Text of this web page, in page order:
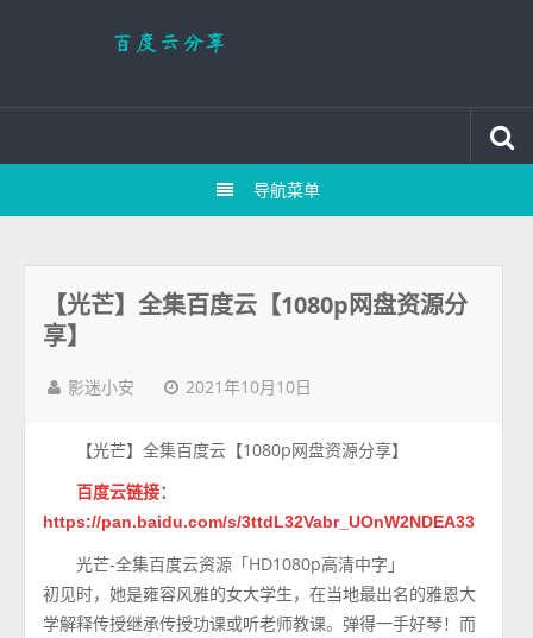
导航菜单
【光芒】全集百度云【1080p网盘资源分
享】
影迷小安 2021年10月10日
【光芒】全集百度云【1080p网盘资源分享】
百度云链接：
https://pan.baidu.com/s/3ttdL32Vabr_UOnW2NDEA33
光芒-全集百度云资源「HD1080p高清中字」
初见时，她是雍容风雅的女大学生，在当地最出名的雅恩大
学解释传授继承传授功课或听老师教课。弹得一手好琴！而